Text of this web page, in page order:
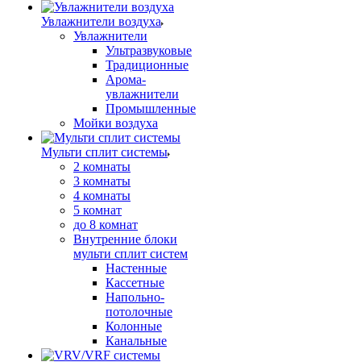
Увлажнители воздуха
Увлажнители
Ультразвуковые
Традиционные
Арома-
увлажнители
Промышленные
Мойки воздуха
Мульти сплит системы
2 комнаты
3 комнаты
4 комнаты
5 комнат
до 8 комнат
Внутренние блоки
мульти сплит систем
Настенные
Кассетные
Напольно-
потолочные
Колонные
Канальные